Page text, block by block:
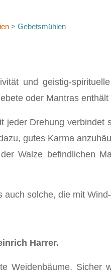
> Gebetsmühlen
und geistig-
oder Mantras
Drehung verbindet
gutes Karma
Walze befindlichen
solche, die mit
Harrer.
Weidenbäume. Sicher